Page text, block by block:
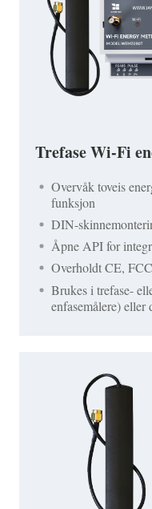
Trefase Wi-Fi
Overvåk toveis
funksjon
DIN-
Åpne API for
Overholdt CE,
Brukes i trefase-
enfasemålere) eller